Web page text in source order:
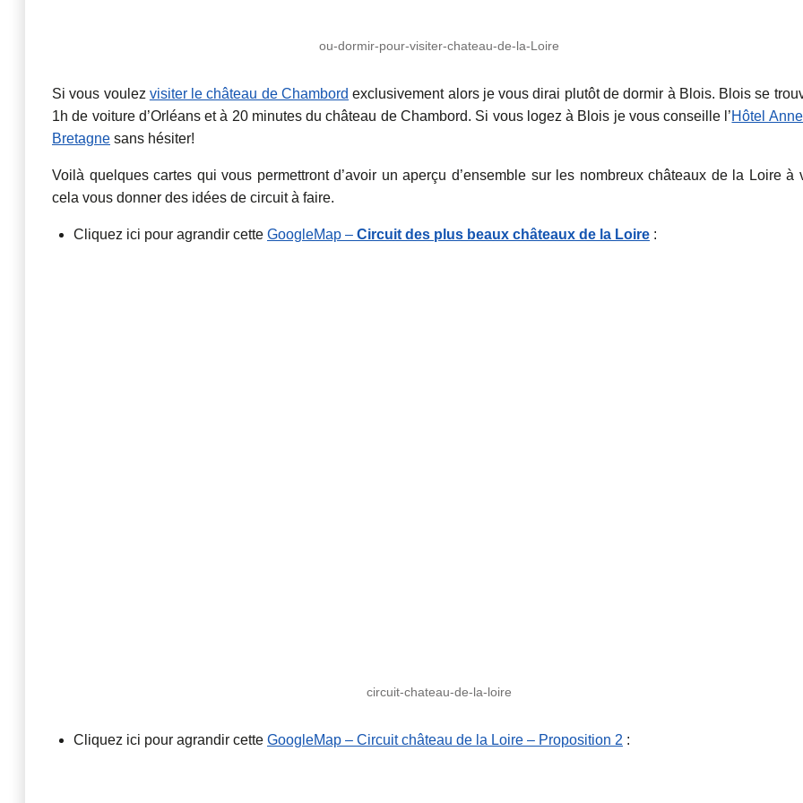
ou-dormir-pour-visiter-chateau-de-la-Loire
Si vous voulez visiter le château de Chambord exclusivement alors je vous dirai plutôt de dormir à Blois. Blois se
1h de voiture d’Orléans et à 20 minutes du château de Chambord. Si vous logez à Blois je vous conseille l’Hôtel
Bretagne sans hésiter!
Voilà quelques cartes qui vous permettront d’avoir un aperçu d’ensemble sur les nombreux châteaux de la Loire à
cela vous donner des idées de circuit à faire.
Cliquez ici pour agrandir cette GoogleMap – Circuit des plus beaux châteaux de la Loire :
circuit-chateau-de-la-loire
Cliquez ici pour agrandir cette GoogleMap – Circuit château de la Loire – Proposition 2 :